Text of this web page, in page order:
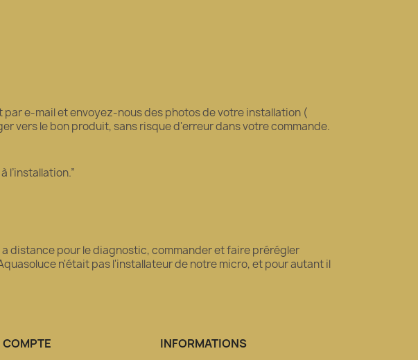
e-mail et envoyez-nous des photos de votre installation (
vers le bon produit, sans risque d'erreur dans votre commande.
l’installation.”
distance pour le diagnostic, commander et faire prérégler
n'était pas l'installateur de notre micro, et pour autant il
COMPTE INFORMATIONS